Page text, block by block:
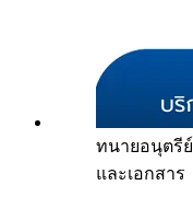
ทนายอนุตรีย์
และเอกสาร